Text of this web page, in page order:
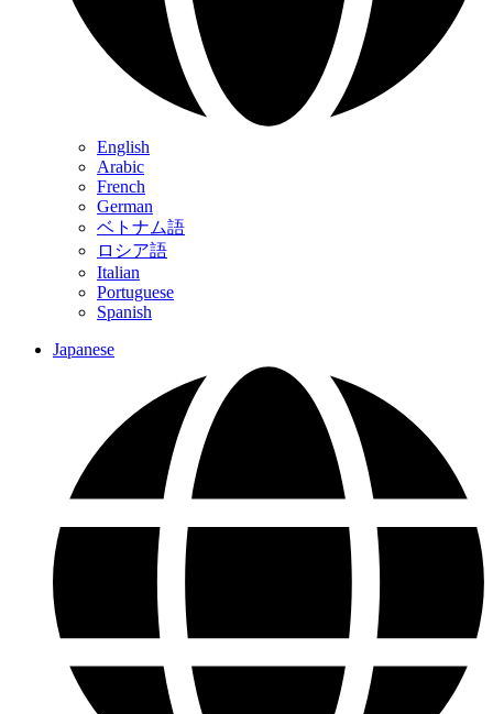
English
Arabic
French
German
ベトナム語
ロシア語
Italian
Portuguese
Spanish
Japanese